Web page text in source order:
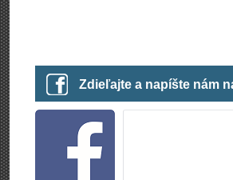
Zdieľajte a napíšte nám